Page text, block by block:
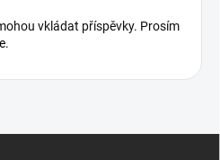
vkládat příspěvky. Prosím
.